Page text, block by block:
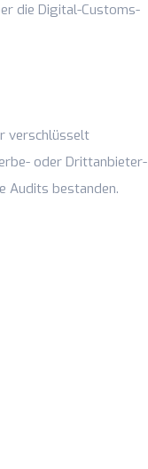
die Digital-Customs-
verschlüsselt
oder Drittanbieter-
Audits bestanden.